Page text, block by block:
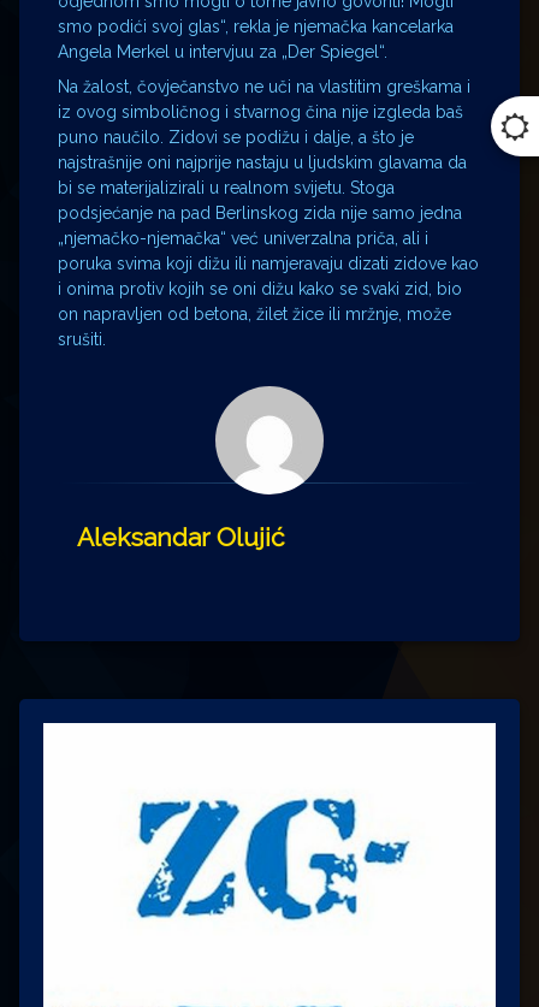
smo podići svoj glas“, rekla je njemačka kancelarka
Angela Merkel u intervjuu za „Der Spiegel“.
Na žalost, čovječanstvo ne uči na vlastitim greškama i
iz ovog simboličnog i stvarnog čina nije izgleda baš
puno naučilo. Zidovi se podižu i dalje, a što je
najstrašnije oni najprije nastaju u ljudskim glavama da
bi se materijalizirali u realnom svijetu. Stoga
podsjećanje na pad Berlinskog zida nije samo jedna
„njemačko-njemačka“ već univerzalna priča, ali i
poruka svima koji dižu ili namjeravaju dizati zidove kao
i onima protiv kojih se oni dižu kako se svaki zid, bio
on napravljen od betona, žilet žice ili mržnje, može
srušiti.
Aleksandar Olujić